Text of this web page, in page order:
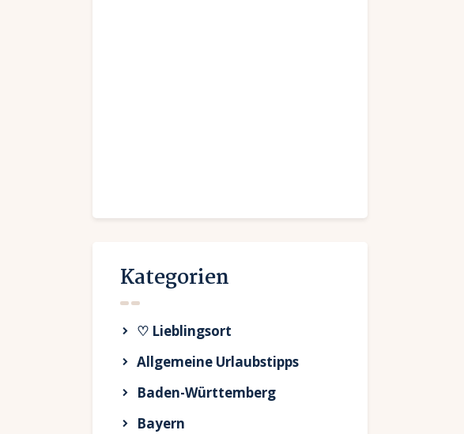
Kategorien
♡ Lieblingsort
Allgemeine Urlaubstipps
Baden-Württemberg
Bayern